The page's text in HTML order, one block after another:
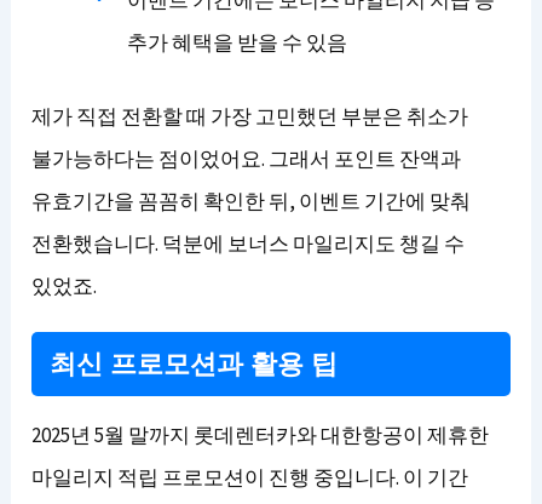
추가 혜택을 받을 수 있음
제가 직접 전환할 때 가장 고민했던 부분은 취소가
불가능하다는 점이었어요. 그래서 포인트 잔액과
유효기간을 꼼꼼히 확인한 뒤, 이벤트 기간에 맞춰
전환했습니다. 덕분에 보너스 마일리지도 챙길 수
있었죠.
최신 프로모션과 활용 팁
2025년 5월 말까지 롯데렌터카와 대한항공이 제휴한
마일리지 적립 프로모션이 진행 중입니다. 이 기간